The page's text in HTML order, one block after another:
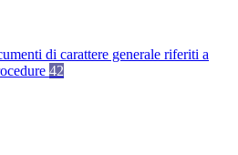
di carattere generale riferiti a
42